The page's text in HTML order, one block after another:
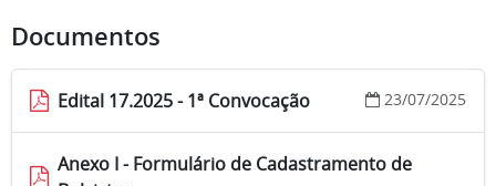
Documentos
Edital 17.2025 - 1ª Convocação 23/07/2025
Anexo I - Formulário de Cadastramento de